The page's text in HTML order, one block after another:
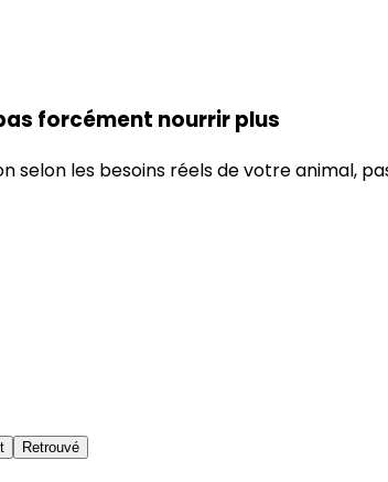
forcément nourrir plus
selon les besoins réels de votre animal,
Retrouvé